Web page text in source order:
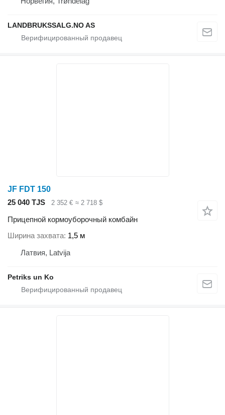
LANDBRUKSSALG.NO AS
JF FDT 150
25 040 TJS
2 352 € ≈ 2 718 $
Прицепной кормоуборочный комбайн
Ширина захвата 1,5 м
Латвия, Latvija
Petriks un Ko